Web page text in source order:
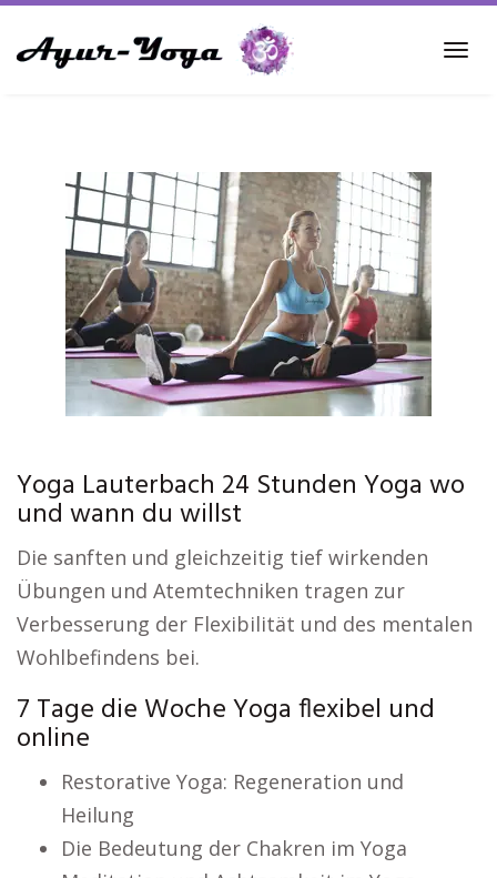
to
Yoga Lauterbach 24 Stunden Yoga wo
und wann du willst
Die sanften und gleichzeitig tief wirkenden
Übungen und Atemtechniken tragen zur
Verbesserung der Flexibilität und des mentalen
Wohlbefindens bei.
7 Tage die Woche Yoga flexibel und
online
Restorative Yoga: Regeneration und
Heilung
Die Bedeutung der Chakren im Yoga